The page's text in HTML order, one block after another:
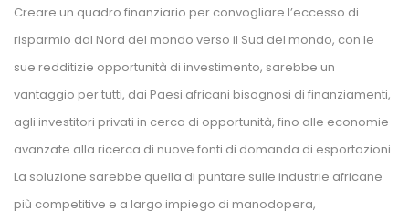
Creare un quadro finanziario per convogliare l’eccesso di
risparmio dal Nord del mondo verso il Sud del mondo, con le
ue redditizie opportunità di investimento, sarebbe un
vantaggio per tutti, dai Paesi africani bisognosi di finanziamenti,
agli investitori privati in cerca di opportunità, fino alle economie
avanzate alla ricerca di nuove fonti di domanda di esportazioni.
La soluzione sarebbe quella di puntare sulle industrie africane
più competitive e a largo impiego di manodopera,